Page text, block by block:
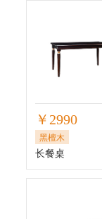
￥2990
黑檀木
长餐桌